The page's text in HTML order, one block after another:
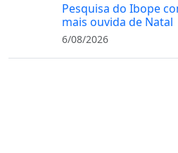
Pesquisa do Ibope
mais ouvida de Natal
6/08/2026